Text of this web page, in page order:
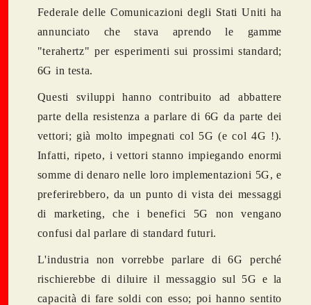
Federale delle Comunicazioni degli Stati Uniti ha
annunciato che stava aprendo le gamme
"terahertz" per esperimenti sui prossimi standard;
6G in testa.
Questi sviluppi hanno contribuito ad abbattere
parte della resistenza a parlare di 6G da parte dei
vettori; già molto impegnati col 5G (e col 4G !).
Infatti, ripeto, i vettori stanno impiegando enormi
somme di denaro nelle loro implementazioni 5G, e
preferirebbero, da un punto di vista dei messaggi
di marketing, che i benefici 5G non vengano
confusi dal parlare di standard futuri.
L'industria non vorrebbe parlare di 6G perché
rischierebbe di diluire il messaggio sul 5G e la
capacità di fare soldi con esso; poi hanno sentito